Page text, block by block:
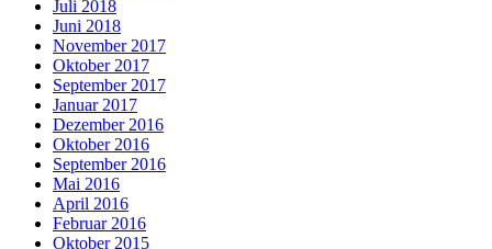
Juli 2018
Juni 2018
November 2017
Oktober 2017
September 2017
Januar 2017
Dezember 2016
Oktober 2016
September 2016
Mai 2016
April 2016
Februar 2016
Oktober 2015